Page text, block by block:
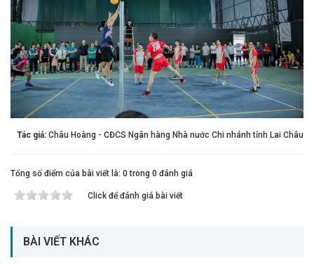
Tác giả: Châu Hoàng - CĐCS Ngân hàng Nhà nước Chi nhánh tỉnh Lai Châu
Tổng số điểm của bài viết là: 0 trong 0 đánh giá
Click để đánh giá bài viết
BÀI VIẾT KHÁC